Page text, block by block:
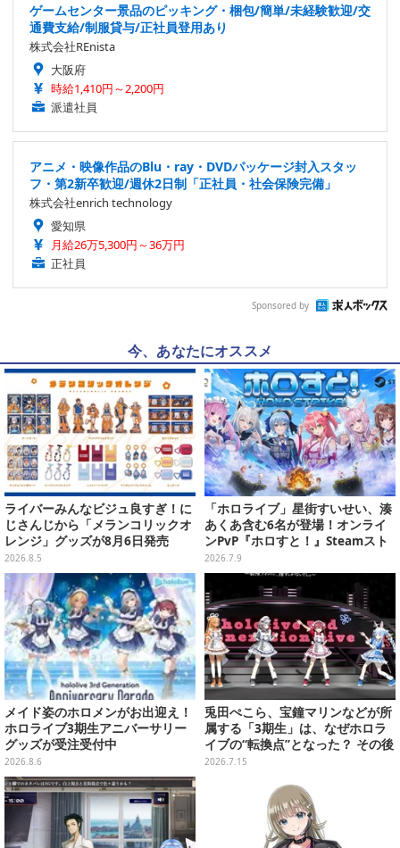
ゲームセンター景品のピッキング・梱包/簡単/未経験歓迎/交
通費支給/制服貸与/正社員登用あり
株式会社REnista
大阪府
時給1,410円～2,200円
派遣社員
アニメ・映像作品のBlu・ray・DVDパッケージ封入スタッ
フ・第2新卒歓迎/週休2日制「正社員・社会保険完備」
株式会社enrich technology
愛知県
月給26万5,300円～36万円
正社員
Sponsored by
今、あなたにオススメ
ライバーみんなビジュ良すぎ！に
じさんじから「メランコリックオ
レンジ」グッズが8月6日発売
2026.8.5
「ホロライブ」星街すいせい、湊
あくあ含む6名が登場！オンライ
ンPvP『ホロすと！』Steamスト
アページ公開、プレイテスター募
集開始
2026.7.9
メイド姿のホロメンがお出迎え！
ホロライブ3期生アニバーサリー
グッズが受注受付中
2026.8.6
兎田ぺこら、宝鐘マリンなどが所
属する「3期生」は、なぜホロラ
イブの“転換点”となった？ その後
の展開を決定づけた、黄金世代を
2026.7.15